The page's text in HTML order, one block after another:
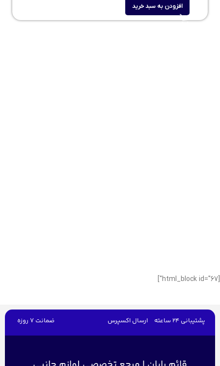
افزودن به سبد خرید
[html_block id="67"]
پشتیبانی 24 ساعته ارسال اکسپرس ضمانت 7 روزه